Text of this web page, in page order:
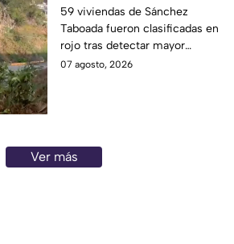
pone en riesgo a 59
viviendas; familias se
niegan a abandonar
sus hogares ⚠️
59 viviendas de Sánchez
Taboada fueron clasificadas en
rojo tras detectar mayor
avance de grietas y riesgo por
07 agosto, 2026
Ver más